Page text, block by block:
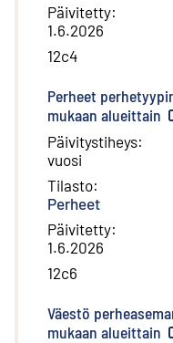
Päivitetty:
1.6.2026
12c4
Perheet
mukaan alueittain
Päivitystiheys:
vuosi
Tilasto:
Perheet
Päivitetty:
1.6.2026
12c6
Väestö
mukaan alueittain